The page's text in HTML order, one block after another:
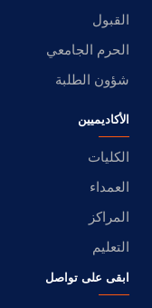
القبول
الحرم الجامعي
شؤون الطلبة
الأكاديميين
الكليات
العمداء
المراكز
التعليم
ابقى على تواصل